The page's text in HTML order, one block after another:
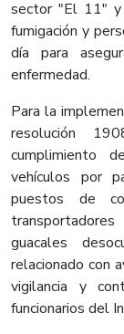
sector "El 11" y
fumigación y
día para
enfermedad.
Para la
resolución
cumplimiento
vehículos por
puestos de
guacales
relacionado con
vigilancia y
funcionarios del